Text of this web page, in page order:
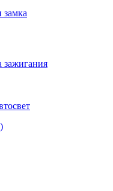
замка
зажигания